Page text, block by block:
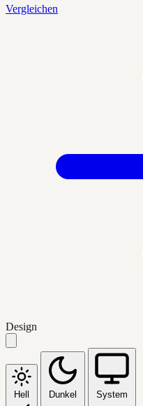
Vergleichen
Design
Hell Dunkel System